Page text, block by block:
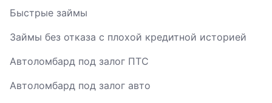
Быстрые займы
Займы без отказа с плохой кредитной историей
Автоломбард под залог ПТС
Автоломбард под залог авто